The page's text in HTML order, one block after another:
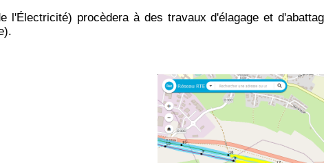
l'Électricité) procèdera à des travaux d'élagage et